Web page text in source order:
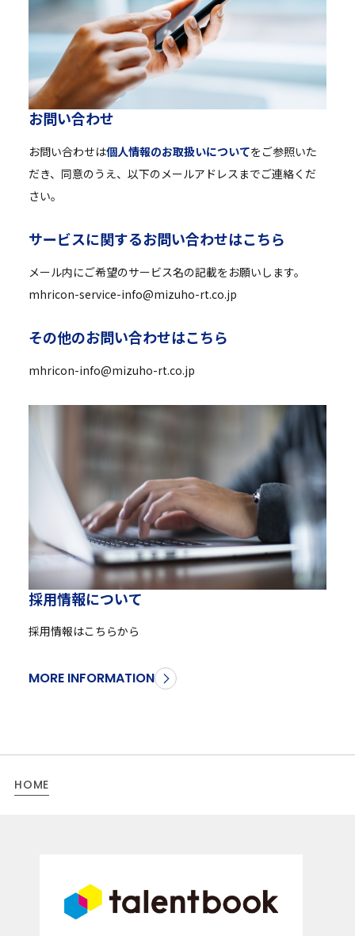
お問い合わせ
お問い合わせは個人情報のお取扱いについてをご参照いた
だき、同意のうえ、以下のメールアドレスまでご連絡くだ
さい。
サービスに関するお問い合わせはこちら
メール内にご希望のサービス名の記載をお願いします。
mhricon-service-info@mizuho-rt.co.jp
その他のお問い合わせはこちら
mhricon-info@mizuho-rt.co.jp
採用情報について
採用情報はこちらから
MORE INFORMATION
HOME